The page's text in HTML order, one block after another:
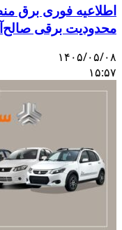
اطلاعیه فوری برق
محدودیت برقی
۱۴۰۵/۰۵/۰۸
۱۵:۵۷